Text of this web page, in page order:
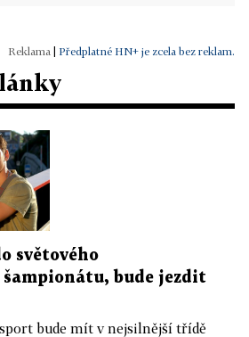
Předplatné HN+ je zcela bez reklam.
světového
bude jezdit
bude mít v nejsilnější třídě